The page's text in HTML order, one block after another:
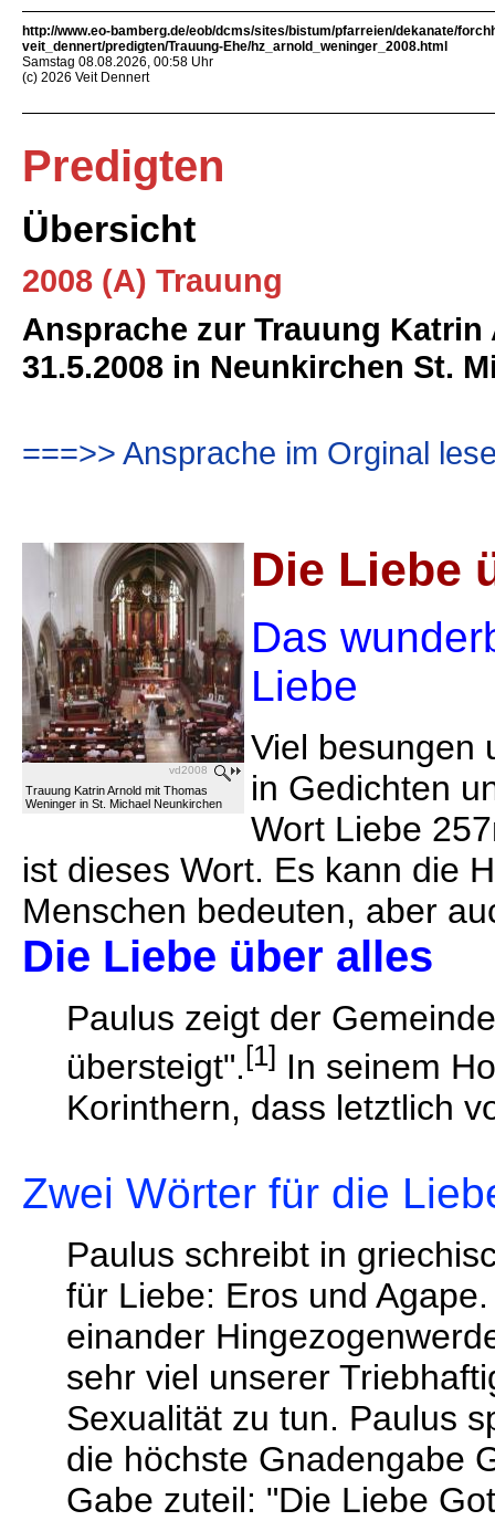
http://www.eo-bamberg.de/eob/dcms/sites/bistum/pfarreien/dekanate/
veit_dennert/predigten/Trauung-Ehe/hz_arnold_weninger_2008.html
Samstag 08.08.2026, 00:58 Uhr
(c) 2026 Veit Dennert
Predigten
Übersicht
2008 (A) Trauung
Ansprache zur Trauung
31.5.2008 in Neunkirchen St.
===>> Ansprache im Orginal
vd2008
Trauung Katrin Arnold mit Thomas
Weninger in St. Michael Neunkirchen
Die Liebe
Das
Liebe
Viel besungen
in Gedichten
Wort Liebe
ist dieses Wort. Es kann die
Menschen bedeuten, aber
Die Liebe über alles
Paulus zeigt der
übersteigt".[1] In seinem
Korinthern, dass letztlich
Zwei Wörter für die
Paulus schreibt in
für Liebe: Eros und
einander
sehr viel unserer
Sexualität zu tun. Paulus
die höchste Gnadengabe
Gabe zuteil: "Die Liebe